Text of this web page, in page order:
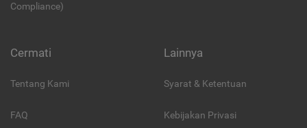
Compliance)
Cermati
Tentang Kami
FAQ
Lainnya
Syarat & Ketentuan
Kebijakan Privasi